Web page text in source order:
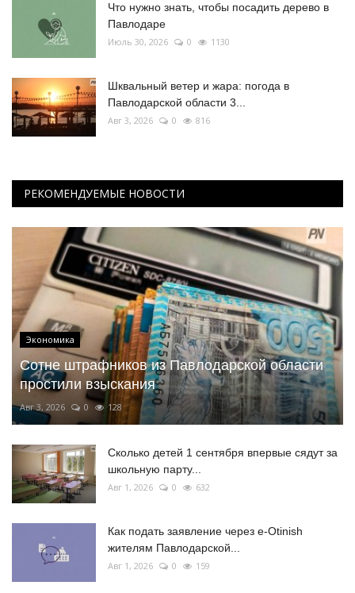
Что нужно знать, чтобы посадить дерево в
Павлодаре
Июль 30, 2026 0 1130
Шквальный ветер и жара: погода в
Павлодарской области 3...
Авг 3, 2026 0 816
РЕКОМЕНДУЕМЫЕ НОВОСТИ
Экономика
Сотне штрафников из Павлодарской области
простили взыскания
Авг 3, 2026 0 128
Сколько детей 1 сентября впервые сядут за
школьную парту...
Авг 1, 2026 0 632
Как подать заявление через e-Otinish
жителям Павлодарской...
Авг 1, 2026 0 159